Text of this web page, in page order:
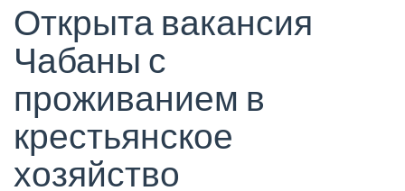
Открыта вакансия
Чабаны с
проживанием в
крестьянское
хозяйство